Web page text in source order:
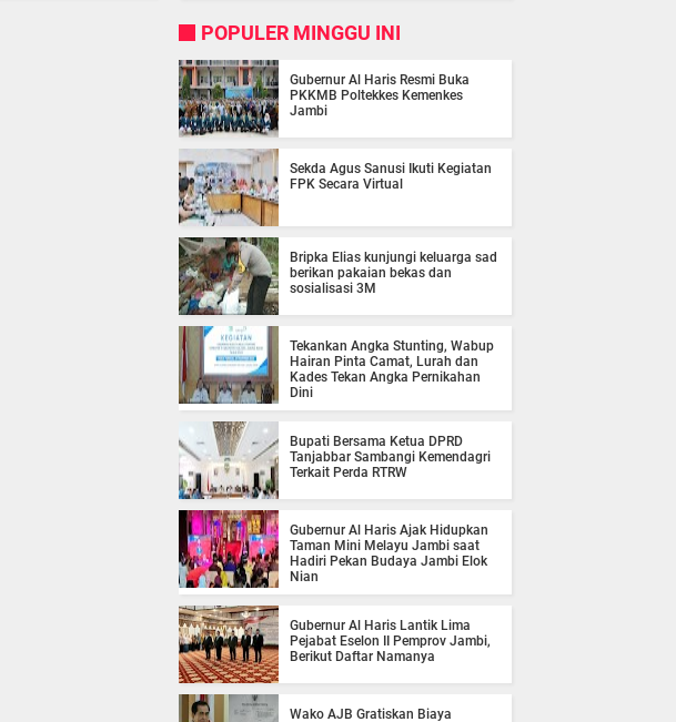
POPULER MINGGU INI
Gubernur Al Haris Resmi Buka
PKKMB Poltekkes Kemenkes
Jambi
Sekda Agus Sanusi Ikuti Kegiatan
FPK Secara Virtual
Bripka Elias kunjungi keluarga sad
berikan pakaian bekas dan
sosialisasi 3M
Tekankan Angka Stunting, Wabup
Hairan Pinta Camat, Lurah dan
Kades Tekan Angka Pernikahan
Dini
Bupati Bersama Ketua DPRD
Tanjabbar Sambangi Kemendagri
Terkait Perda RTRW
Gubernur Al Haris Ajak Hidupkan
Taman Mini Melayu Jambi saat
Hadiri Pekan Budaya Jambi Elok
Nian
Gubernur Al Haris Lantik Lima
Pejabat Eselon II Pemprov Jambi,
Berikut Daftar Namanya
Wako AJB Gratiskan Biaya